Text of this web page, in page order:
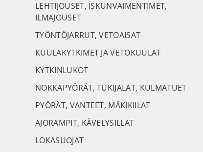
LEHTIJOUSET, ISKUNVAIMENTIMET,
ILMAJOUSET
TYÖNTÖJARRUT, VETOAISAT
KUULAKYTKIMET JA VETOKUULAT
KYTKINLUKOT
NOKKAPYÖRÄT, TUKIJALAT, KULMATUET
PYÖRÄT, VANTEET, MÄKIKIILAT
AJORAMPIT, KÄVELYSILLAT
LOKASUOJAT